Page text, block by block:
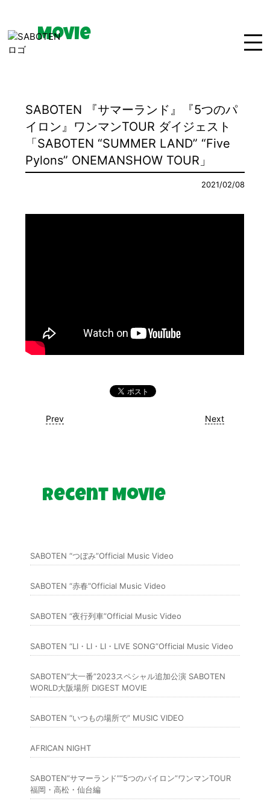
Bio Media Disco
Goods Movie Contact
Movie
SABOTEN 『サマーランド』『5つのパ
イロン』ワンマンTOUR ダイジェスト
「SABOTEN “SUMMER LAND” “Five
Pylons” ONEMANSHOW TOUR」
2021/02/08
Next
Prev
Recent Movie
SABOTEN “つぼみ”Official Music Video
SABOTEN “赤春”Official Music Video
SABOTEN “夜行列車”Official Music Video
SABOTEN “LI・LI・LI・LIVE SONG”Official Music Video
SABOTEN“大一番”2023スペシャル追加公演 SABOTEN
WORLD大阪場所 DIGEST MOVIE
SABOTEN “いつもの場所で” MUSIC VIDEO
AFRICAN NIGHT
SABOTEN”サマーランド””5つのパイロン”ワンマンTOUR
福岡・高松・仙台編